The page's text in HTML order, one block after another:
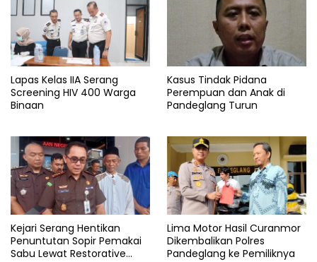
Lapas Kelas IIA Serang
Screening HIV 400 Warga
Binaan
Kasus Tindak Pidana
Perempuan dan Anak di
Pandeglang Turun
Kejari Serang Hentikan
Penuntutan Sopir Pemakai
Sabu Lewat Restorative
Lima Motor Hasil Curanmor
Dikembalikan Polres
Pandeglang ke Pemiliknya